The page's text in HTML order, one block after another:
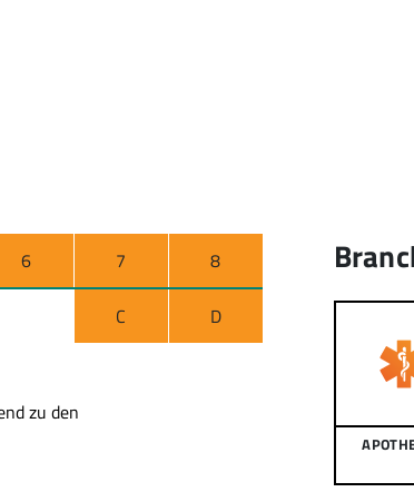
6 7 8
C D
zu den